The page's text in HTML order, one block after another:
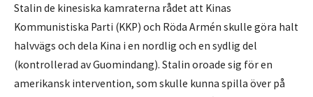
Stalin de kinesiska kamraterna rådet att Kinas
Kommunistiska Parti (KKP) och Röda Armén skulle göra halt
halvvägs och dela Kina i en nordlig och en sydlig del
(kontrollerad av Guomindang). Stalin oroade sig för en
amerikansk intervention, som skulle kunna spilla över på